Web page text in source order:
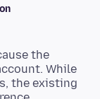
the
While
the existing